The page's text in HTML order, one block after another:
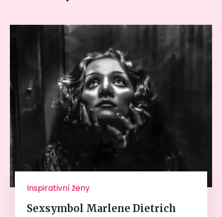
Inspirativní ženy
Sexsymbol Marlene Dietrich